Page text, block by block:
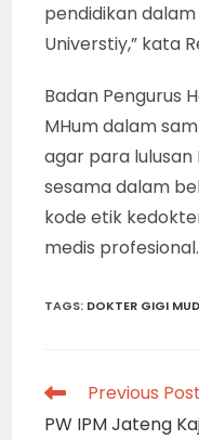
pendidikan
Universtiy,” kata
Badan Pengurus
MHum dalam
agar para lulusan
sesama dalam
kode etik
medis
TAGS: DOKTER GIGI
Read
articles
Previous Post
PW IPM Jateng